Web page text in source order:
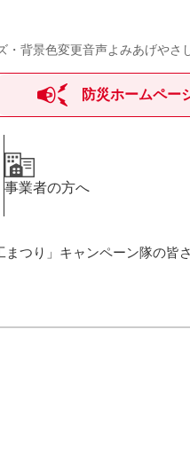
・背景色変更音声よみあげやさ
防災ホームペー
事業者の方へ
まつり」キャンペーン隊の皆